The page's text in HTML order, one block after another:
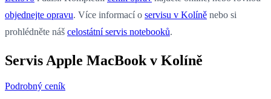
objednejte opravu. Více informací o servisu v Kolíně nebo si
prohlédněte náš celostátní servis notebooků.
Servis Apple MacBook v Kolíně
Podrobný ceník